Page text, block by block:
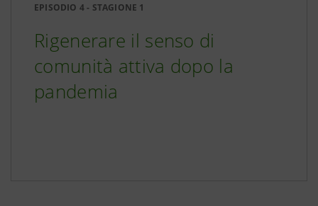
EPISODIO 4 - STAGIONE 1
Rigenerare il senso di
comunità attiva dopo la
pandemia